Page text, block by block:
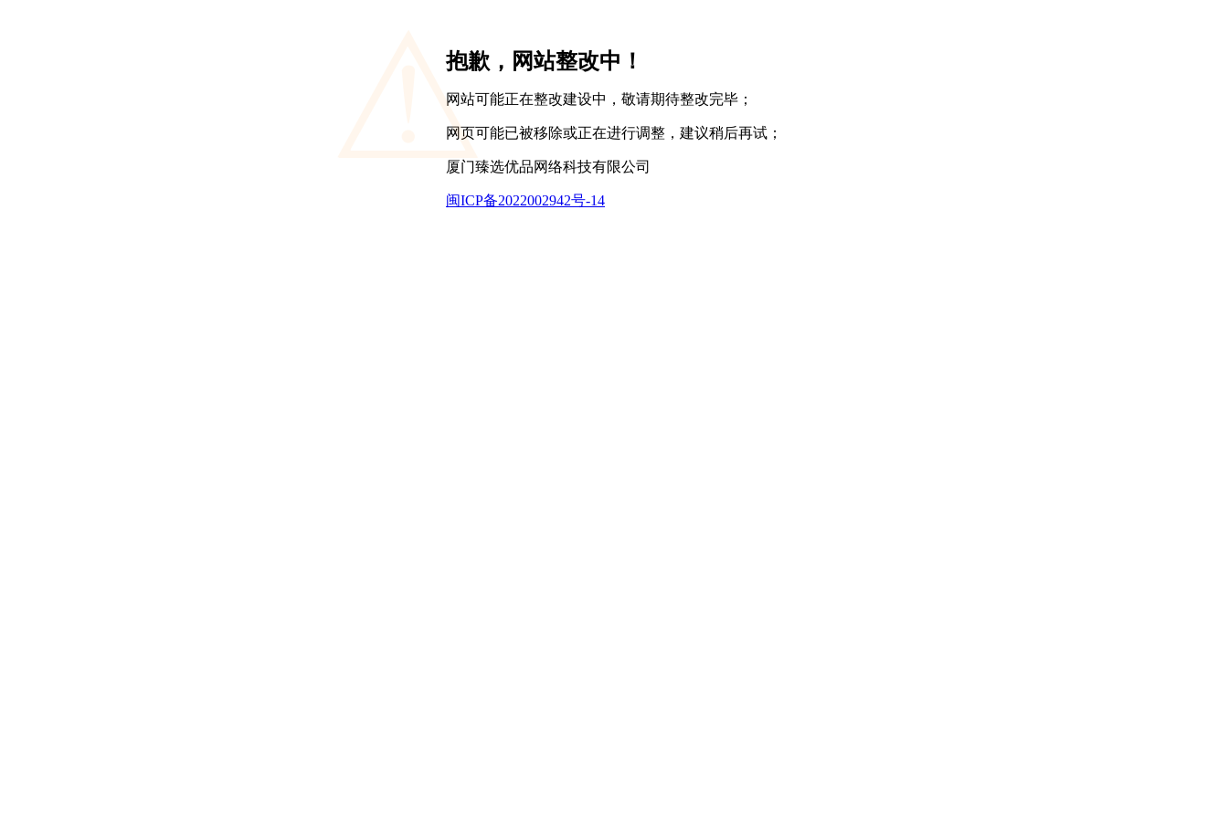
抱歉，网站整改中！
网站可能正在整改建设中，敬请期待整改完毕；
网页可能已被移除或正在进行调整，建议稍后再试；
厦门臻选优品网络科技有限公司
闽ICP备2022002942号-14